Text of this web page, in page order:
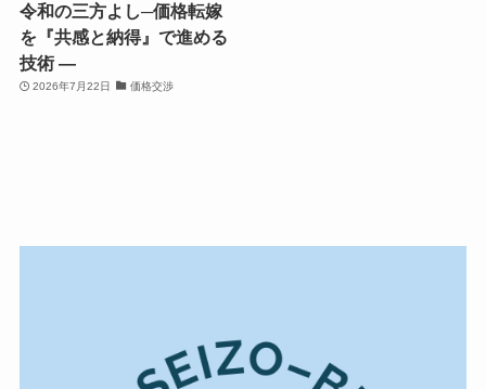
令和の三方よし─価格転嫁
を『共感と納得』で進める
技術 ―
2026年7月22日 価格交渉